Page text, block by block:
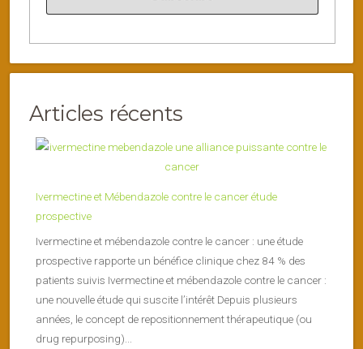
Articles récents
Ivermectine et Mébendazole contre le cancer étude
prospective
Ivermectine et mébendazole contre le cancer : une étude
prospective rapporte un bénéfice clinique chez 84 % des
patients suivis Ivermectine et mébendazole contre le cancer :
une nouvelle étude qui suscite l’intérêt Depuis plusieurs
années, le concept de repositionnement thérapeutique (ou
drug repurposing)...